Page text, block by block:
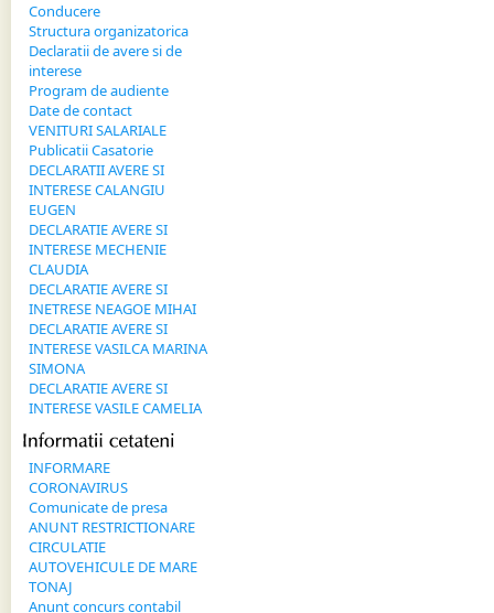
Conducere
Structura organizatorica
Declaratii de avere si de
interese
Program de audiente
Date de contact
VENITURI SALARIALE
Publicatii Casatorie
DECLARATII AVERE SI
INTERESE CALANGIU
EUGEN
DECLARATIE AVERE SI
INTERESE MECHENIE
CLAUDIA
DECLARATIE AVERE SI
INETRESE NEAGOE MIHAI
DECLARATIE AVERE SI
INTERESE VASILCA MARINA
SIMONA
DECLARATIE AVERE SI
INTERESE VASILE CAMELIA
Informatii cetateni
INFORMARE
CORONAVIRUS
Comunicate de presa
ANUNT RESTRICTIONARE
CIRCULATIE
AUTOVEHICULE DE MARE
TONAJ
Anunt concurs contabil